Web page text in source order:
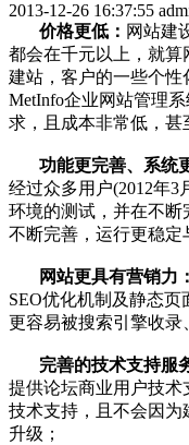
2013-12-26 16:37:55
价格更低： 网站建
都会在千元以上，就
建站，客户的一些个性
MetInfo企业网站管理
求，且成本非常低，甚
功能更完善、系统
经过众多用户(2012年3
环境的测试，并在不
不断完善，运行更稳定
网站更具有营销力：
SEO优化机制及静态页
更容易被搜索引擎收录
完善的技术支持服
提供论坛商业用户技术
技术支持，且不会因
升级；